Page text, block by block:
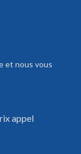
et nous vous
appel